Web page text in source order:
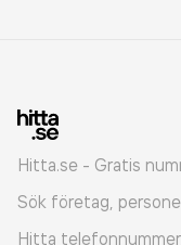
Hitta.se - Gratis
Sök företag,
Hitta